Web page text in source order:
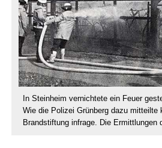
In Steinheim vernichtete ein Feuer
Wie die Polizei Grünberg dazu mitteilte
Brandstiftung infrage. Die Ermittlungen